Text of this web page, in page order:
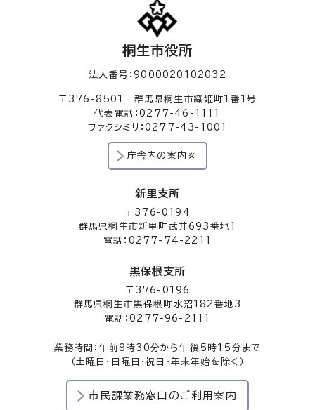
桐生市役所
法人番号：9000020102032
〒376-8501 群馬県桐生市織姫町1番1号
代表電話：0277-46-1111
ファクシミリ：0277-43-1001
庁舎内の案内図
新里支所
〒376-0194
群馬県桐生市新里町武井693番地1
電話：0277-74-2211
黒保根支所
〒376-0196
群馬県桐生市黒保根町水沼182番地3
電話：0277-96-2111
業務時間：午前8時30分から午後5時15分まで
（土曜日・日曜日・祝日・年末年始を除く）
市民課業務窓口のご利用案内